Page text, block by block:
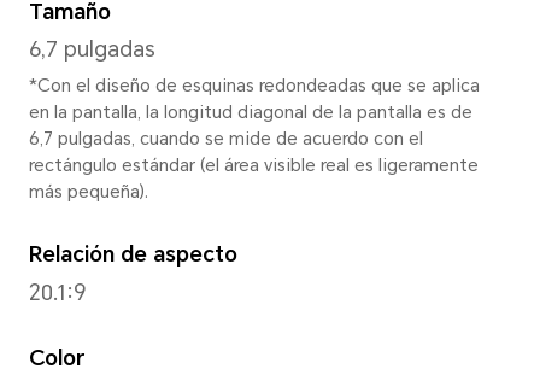
Altura
161,05 mm
74,55 mm